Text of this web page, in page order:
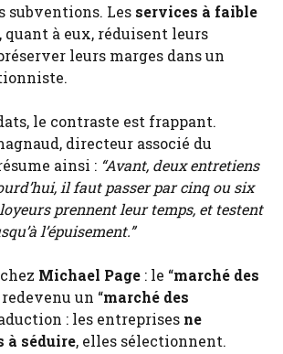
subventions. Les services à faible
, quant à eux, réduisent leurs
leurs marges dans un
le contraste est frappant.
directeur associé du
ainsi : “Avant, deux entretiens
il faut passer par cinq ou six
prennent leur temps, et testent
l’épuisement.”
Michael Page : le “marché des
redevenu un “marché des
: les entreprises ne
à séduire, elles sélectionnent.